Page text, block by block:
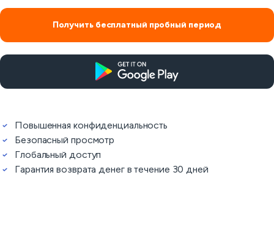
Получить бесплатный пробный период
Повышенная конфиденциальность
Безопасный просмотр
Глобальный доступ
Гарантия возврата денег в течение 30 дней